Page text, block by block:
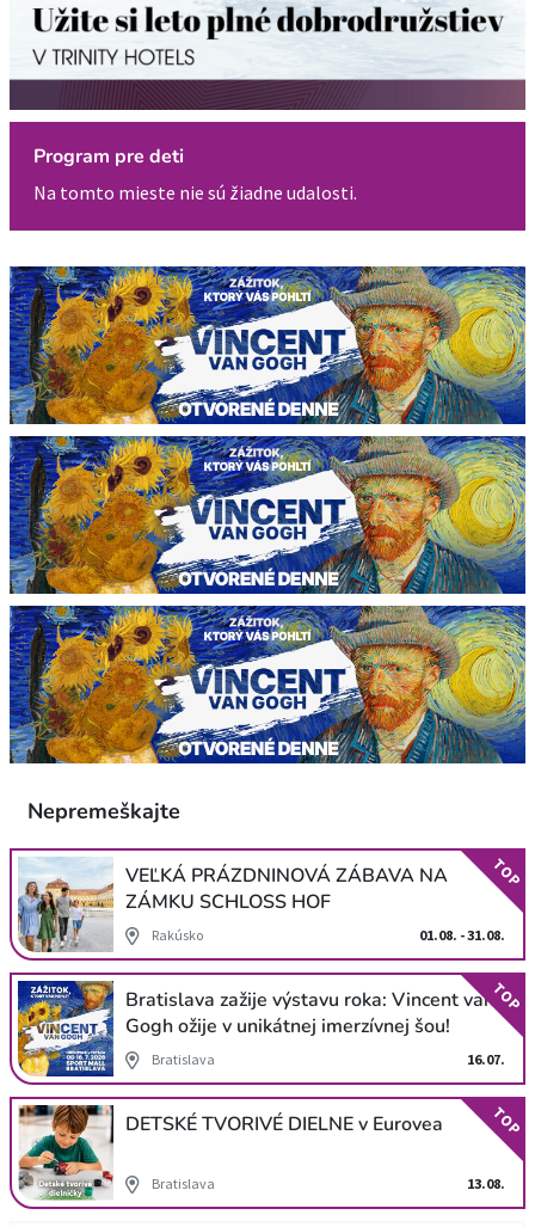
Program pre deti
Na tomto mieste nie sú žiadne udalosti.
Nepremeškajte
VEĽKÁ PRÁZDNINOVÁ ZÁBAVA NA
ZÁMKU SCHLOSS HOF
Rakúsko 01.08. - 31.08.
TOP
Bratislava zažije výstavu roka: Vincent van
Gogh ožije v unikátnej imerzívnej šou!
Bratislava 16.07.
TOP
DETSKÉ TVORIVÉ DIELNE v Eurovea
Bratislava 13.08.
TOP